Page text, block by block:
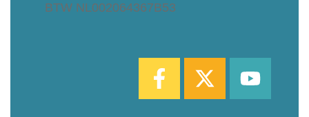
BTW NL002064367B53